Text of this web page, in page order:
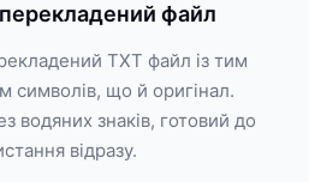
файл
TXT файл із тим
символів, що й оригінал.
водяних знаків, готовий до
відразу.